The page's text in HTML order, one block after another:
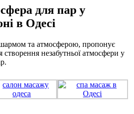
для пар у
в Одесі
та атмосферою, пропонує
створення незабутньої атмосфери у